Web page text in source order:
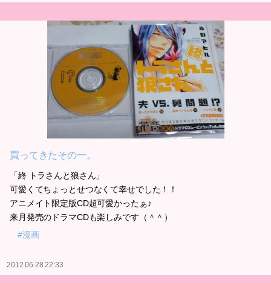
買ってきたその一。
「終 トラさんと狼さん」
可愛くてちょっとせつなくて幸せでした！！
アニメイト限定版CD超可愛かったぁ♪
来月発売のドラマCDも楽しみです（＾＾）
#漫画
2012.06.28 22:33